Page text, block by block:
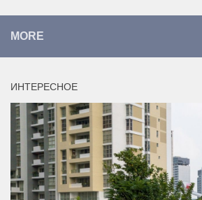
MORE
ИНТЕРЕСНОЕ